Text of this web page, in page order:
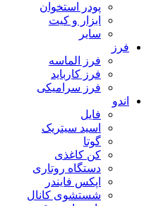
پودر استخوان
ابزار و کیت
سایر
فرز
فرز الماسه
فرز کارباید
فرز سرامیکی
اندو
فایل
اسید سیتریک
گوتا
کن کاغذی
دستگاه روتاری
اپکس فایندر
شستشوی کانال